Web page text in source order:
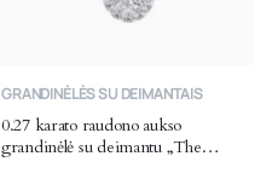
GRANDINĖLĖS SU DEIMANTAIS
0.27 karato raudono aukso
grandinėlė su deimantu „The